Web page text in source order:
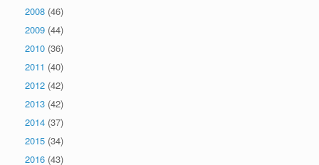
2008 (46)
2009 (44)
2010 (36)
2011 (40)
2012 (42)
2013 (42)
2014 (37)
2015 (34)
2016 (43)